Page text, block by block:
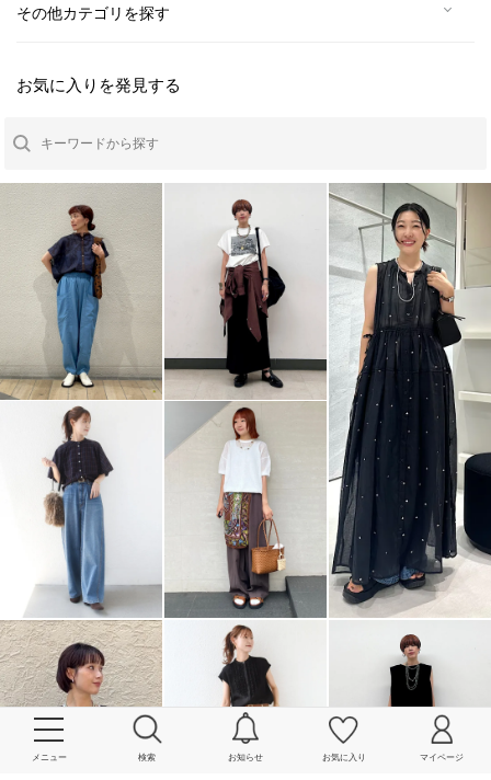
メニュー 検索 お知らせ お気に入り マイページ
その他カテゴリを探す
お気に入りを発見する